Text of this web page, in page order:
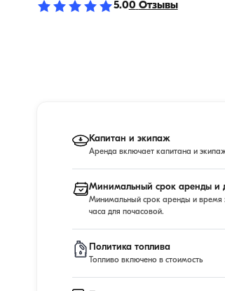
5.00 Отзывы
Капитан и экипаж
Аренда включает капитана и
Минимальный срок аренды и
Минимальный срок аренды и время
часа для почасовой.
Политика топлива
Топливо включено в стоимость